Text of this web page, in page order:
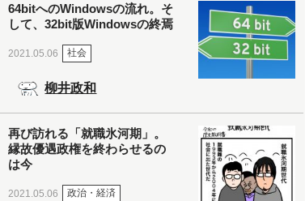
64bitへのWindowsの流れ。そ
して、32bit版Windowsの終焉
2021.05.06 社会
柳井政和
再び訪れる「就職氷河期」。
縁故優遇政権を終わらせるの
は今
2021.05.06 政治・経済